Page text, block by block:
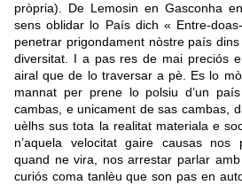
pròpria). De Lemosin en Gasconha
sens oblidar lo País dich « Entre-
penetrar prigondament nòstre país
diversitat. I a pas res de mai preciós
airal que de lo traversar a pè. Es lo
mannat per prene lo polsiu d’un
cambas, e unicament de sas cambas,
uèlhs sus tota la realitat materiala e
n’aquela velocitat gaire causas nos
quand ne vira, nos arrestar parlar
curiós coma tanlèu que son pas en